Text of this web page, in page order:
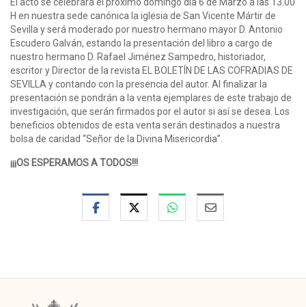
H en nuestra sede canónica la iglesia de San Vicente Mártir de
Sevilla y será moderado por nuestro hermano mayor D. Antonio
Escudero Galván, estando la presentación del libro a cargo de
nuestro hermano D. Rafael Jiménez Sampedro, historiador,
escritor y Director de la revista EL BOLETÍN DE LAS COFRADIAS DE
SEVILLA y contando con la presencia del autor. Al finalizar la
presentación se pondrán a la venta ejemplares de este trabajo de
investigación, que serán firmados por el autor si así se desea. Los
beneficios obtenidos de esta venta serán destinados a nuestra
bolsa de caridad “Señor de la Divina Misericordia”.
¡¡¡OS ESPERAMOS A TODOS!!!